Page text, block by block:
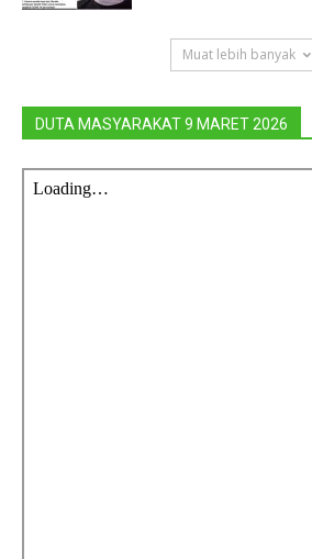
Muat lebih banyak
DUTA MASYARAKAT 9 MARET 2026